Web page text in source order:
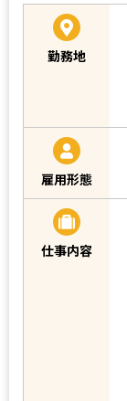
勤務地
雇用形態
仕事内容